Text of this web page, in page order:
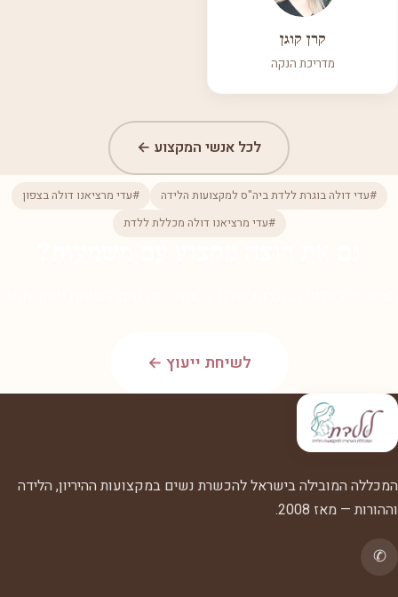
קרן קוגן
מדריכת הנקה
לכל אנשי המקצוע ←
#עדי דולה בוגרת ללדת ביה"ס למקצועות הלידה
#עדי מרציאנו דולה בצפון
#עדי מרציאנו דולה מכללת ללדת
לשיחת ייעוץ ←
המכללה המובילה בישראל להכשרת נשים במקצועות ההיריון, הלידה
וההורות — מאז 2008.
✆